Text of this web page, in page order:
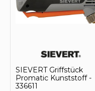
SIEVERT Griffstück
Promatic Kunststoff -
336611